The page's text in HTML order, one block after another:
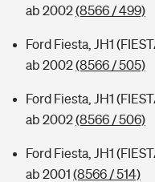
ab 2002(8566 / 499)
Ford Fiesta, JH1
ab 2002(8566 / 505)
Ford Fiesta, JH1
ab 2002(8566 / 506)
Ford Fiesta, JH1
ab 2001 (8566 / 514)